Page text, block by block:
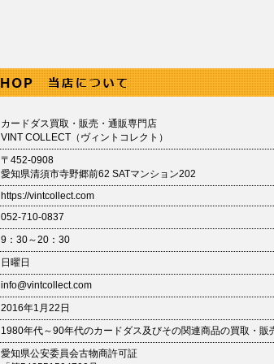
カードダス買取・販売・通販専門店
VINT COLLECT（ヴィントコレクト）
〒452-0908
愛知県清須市寺野郷前62 SATマンション202
https://vintcollect.com
052-710-0837
9：30～20：30
日曜日
info@vintcollect.com
2016年1月22日
1980年代～90年代のカードダス及びその関連商品の買取・販
愛知県公安委員会古物商許可証